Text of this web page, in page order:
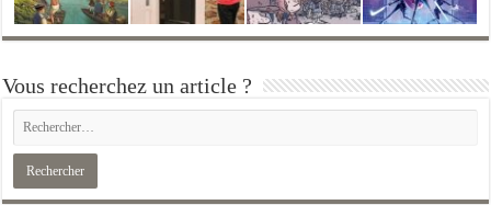
Vous recherchez un article ?